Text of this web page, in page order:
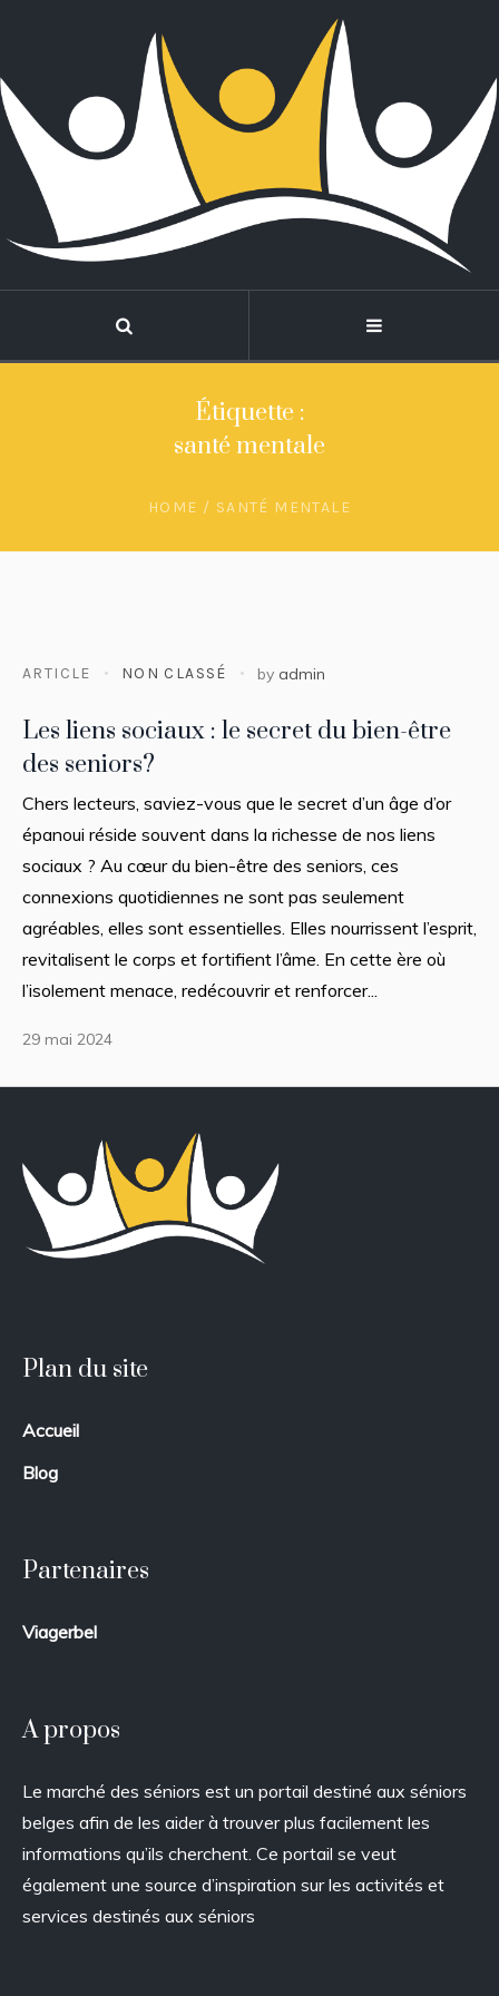
Étiquette :
santé mentale
HOME / SANTÉ MENTALE
ARTICLE NON CLASSÉ by admin
Les liens sociaux : le secret du bien-être
des seniors?
Chers lecteurs, saviez-vous que le secret d’un âge d’or
épanoui réside souvent dans la richesse de nos liens
sociaux ? Au cœur du bien-être des seniors, ces
connexions quotidiennes ne sont pas seulement
agréables, elles sont essentielles. Elles nourrissent l’esprit,
revitalisent le corps et fortifient l’âme. En cette ère où
l’isolement menace, redécouvrir et renforcer...
29 mai 2024
Plan du site
Accueil
Blog
Partenaires
Viagerbel
A propos
Le marché des séniors est un portail destiné aux séniors
belges afin de les aider à trouver plus facilement les
informations qu’ils cherchent. Ce portail se veut
également une source d’inspiration sur les activités et
services destinés aux séniors